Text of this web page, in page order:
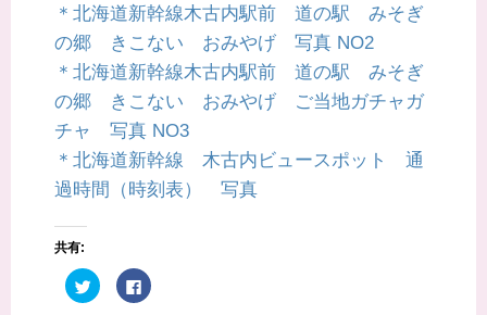
＊北海道新幹線木古内駅前 道の駅 みそぎ
の郷 きこない おみやげ 写真 NO2
＊北海道新幹線木古内駅前 道の駅 みそぎ
の郷 きこない おみやげ ご当地ガチャガ
チャ 写真 NO3
＊北海道新幹線 木古内ビュースポット 通
過時間（時刻表） 写真
共有:
ク
リ
F
a